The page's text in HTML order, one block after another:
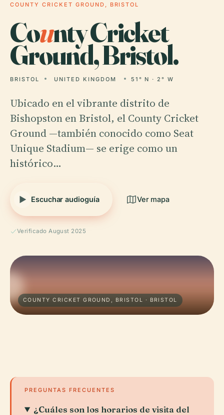
COUNTY CRICKET GROUND, BRISTOL
County Cricket
Ground, Bristol.
BRISTOL UNITED KINGDOM 51° N · 2° W
Ubicado en el vibrante distrito de
Bishopston en Bristol, el County Cricket
Ground —también conocido como Seat
Unique Stadium— se erige como un
histórico…
Escuchar audioguía Ver mapa
Verificado August 2025
COUNTY CRICKET GROUND, BRISTOL · BRISTOL
PREGUNTAS FRECUENTES
¿Cuáles son los horarios de visita del